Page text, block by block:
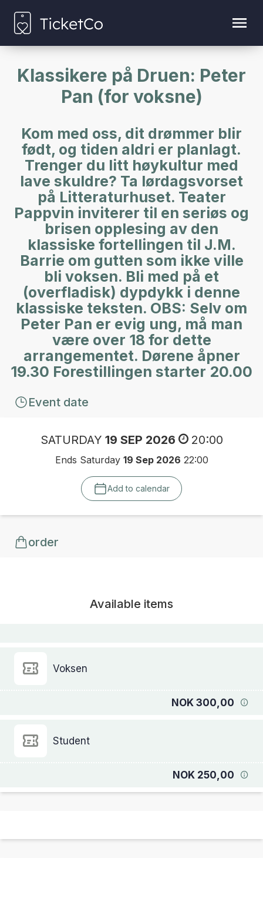
Klassikere på Druen: Peter
Pan (for voksne)
Kom med oss, dit drømmer blir
født, og tiden aldri er planlagt.
Trenger du litt høykultur med
lave skuldre? Ta lørdagsvorset
på Litteraturhuset. Teater
Pappvin inviterer til en seriøs og
brisen opplesing av den
klassiske fortellingen til J.M.
Barrie om gutten som ikke ville
bli voksen. Bli med på et
(overfladisk) dypdykk i denne
klassiske teksten. OBS: Selv om
Peter Pan er evig ung, må man
være over 18 for dette
arrangementet. Dørene åpner
19.30 Forestillingen starter 20.00
Event date
SATURDAY 19 SEP 2026 20:00
Ends Saturday 19 Sep 2026 22:00
Add to calendar
order
Available items
Voksen
NOK 300,00
Student
NOK 250,00